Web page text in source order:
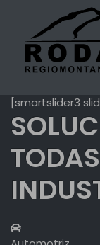
content
[smartslider3